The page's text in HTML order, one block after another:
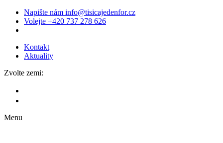
Napište nám info@tisicajedenfor.cz
Volejte +420 737 278 626
Kontakt
Aktuality
Zvolte zemi:
Menu